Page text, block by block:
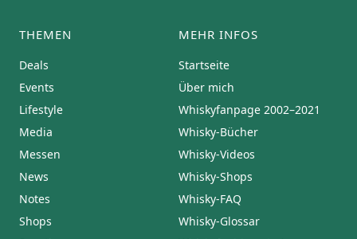
THEMEN
Deals
Events
Lifestyle
Media
Messen
News
Notes
Shops
MEHR INFOS
Startseite
Über mich
Whiskyfanpage 2002–2021
Whisky-Bücher
Whisky-Videos
Whisky-Shops
Whisky-FAQ
Whisky-Glossar